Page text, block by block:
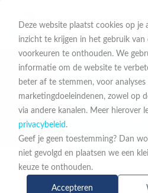
Deze website plaatst cookies op je
inzicht te krijgen in het gebruik van
voorkeuren te onthouden. We
informatie om de website te
beter af te stemmen, voor analyses
marketingdoeleindenen, zowel op
via andere kanalen. Meer hierover
privacybeleid .
Geef je geen toestemming? Dan
niet gevolgd en plaatsen we een
keuze te onthouden.
Accepteren
ONS
Merken
Merken